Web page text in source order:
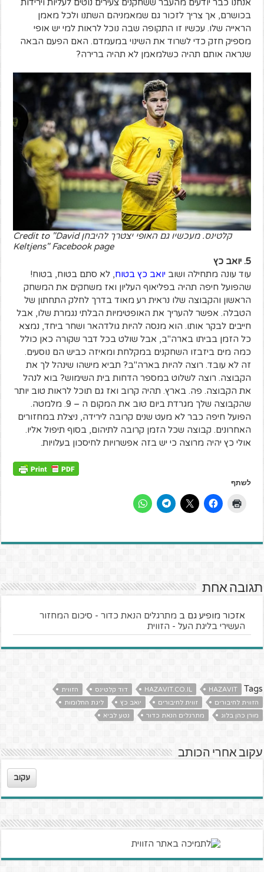
אנחנו כבר יודעים מהעבר ששחקנים צעירים נוטים לעליות וירידות
בכושרם, אך צריך לזכור גם שמאמניהם השתנו ולכל מאמן
הראייה שלו. עכשיו זו התקופה שבה נוכל לראות למי יש אופי
מספיק חזק כדי לשרוד את השינוי במעמדם. האם הפעם הבאה
שנראה אותם תהיה כשלמאמן לא תהיה ברירה?
קלטינס. מעכשיו גם האופי יצטרך להיבחן Credit to "David
Keltjens" Facebook page
5. יואב כץ
עוד עונה מתחילה ושוביואב כץ בטוח, לא סתם בטוח, בטוח!
שהפועל חיפה תהיה בפליאוף העליון ואז משחקים את המשחק
הראשון והקבוצה שלו נראית רע מאוד בדרך לחלק התחתון של
הטבלה. אפשר להעריך את האופטימיות הבלתי נגמרת שלו, אבל
חייבים לבקר אותו. הוא מנסה להיות גולדהאר ושחר ביחד, נמצא
כל הזמן בביתו בארה"ב, אבל שולט בכל דבר שקורה כאן כולל
כמה מים ביזבזו השחקנים במקלחת ומאיזה כביש הם נוסעים.
זה לא עובד. רוצה להיות בארה"ב? תביא מישהו שינהל לך את
הקבוצה. רוצה לשלוט במספר הדחות בית השימוש? בוא לנהל
את הקבוצה. פה. בארץ. תהיה קרוב ואז גם תוכל לראות טוב יותר
שהקבוצה שלך מגרדת ביום טוב את המקום ה – 9. מלמטה.
הפועל חיפה כבר לא מעט שנים קרובה לירידה, ניצלת במחזורים
האחרונים. קבוצה שכל הזמן קרובה לתיהום, בסוף תיפול אליו.
אולי כץ יהיה מרוצה כי יש בזה אפשרויות לחיסכון בעלויות.
לשתף
תגובה אחת
אזכור מופיע גם ב מתרגלים הנאת כדור - סיכום המחזור
העשירי בליגת העל - הזווית
Tags
HAZAVIT
HAZAVIT.CO.IL דוד קלטינס
הזווית
הזווית לחיבורים
זווית לחיבורים יואב כץ
ליגת החלומות
מורן כהן בלוג
מתרגלים הנאת כדור נטע לביא
עקוב אחרי הכותב
עקוב